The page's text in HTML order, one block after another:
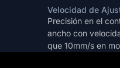
Velocidad de
Precisión en el
ancho con
que 10mm/s en